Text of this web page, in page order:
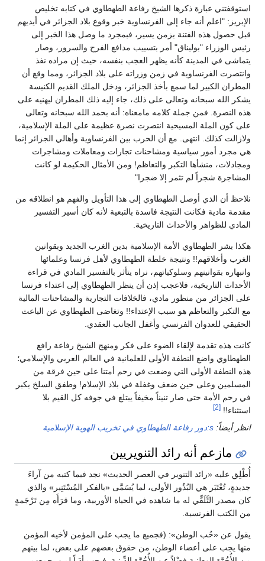
استوقفتني عبارة ذكرها الشيخ رفاعة الطهطاوي في كتابه تخليص
الإبريز: "اعلم أنه جاء إلى الفرنساوية خبر وقوع بلاد الجزائر في أيديهم
قبل حصول هذه الفتنة بزمن يسير، فبمجرد ما وصل هذا الخبر إلى
رئيس الوزراء "بوليناق" أمر بتسييب مدافع الفرح والسرور، وصار
يتماشى في المدينة كأنه يظهر العجب بنفسه، حيث إن مراده نفذ
وانتصرت الفرنساوية في زمن وزراته على بلاد الجزائر، ومما وقع أن
المطران الكبير لما سمع بأخذ الجزائر، ودخل الملك القديم الكنيسة
يشكر الله سبحانه وتعالى على ذلك، جاء إليه ذلك المطران ليهنيه على
هذه النصرة. فمن جملة كلامه مامعناه: أنه بحمد الله سبحانه وتعالى
على كون الملة المسيحية انتصرت نصرة عظيمة على الملة الإسلامية،
ولازالت كذلك. انتهى. مع أن الحرب بين الفرنساوية وأهالي الجزائر إنما
هي مجرد أمور سياسية ومشاحنات تجارات ومعاملات ومشاجرات
ومجادلات، منشأها التكبر والتعاظم! ومن الأمثال الحكيمة لو كانت
المشاجرة شجراً لم تثمر إلا ضجرا"
نلاحظ أن الذي أوصل الطهطاوي إلى هذا التأويل والفهم هو انطلاقه من
مقدمة مادية فكانت النتيجة فاسدة بالتبعية لأنه كان أسير التفسير
المادي للظواهر والأحداث التاريخية.
هكذا بشر الطهطاوي الأمة الإسلامية بدين الغرب الجديد وبقوانين
الغرب وأخلاقهم!! ونتيجة خلطة الطهطاوي لأهل فرنسا وعلمائها
وانبهاره بقوانينهم وسلوكياتهم، نراه يتأثر بالتفسير المادي في قراءة
الأحداث التاريخية، فلاعجب إذن أن ينظر الطهطاوي إلى اعتداء فرنسا
على الجزائر من منظور مادي، فالخلافات التجارية والمشاحنات المالية
مع التكبر والتعاظم هو سبب الإعتداء!! وتغاضى الطهطاوي عن الباعث
الحقيقي للعدوان الفرنسي وأغفل الجانب العقدي.
كانت هذه تقدمة لإلقاء الضوء على فكر ومنهج الشيخ رفاعة رافع
الطهطاوي واضع النطفة الأولى للعلمانية في العالم العربي والإسلامي؛
هذه النطفة الأولى التي وضعت في رحم أمتنا على حين فرقة من
المسلمين وعلى حين ضعف وغفلة في بلاد الإسلام! وطفق السلخ يكبر
في رحم الأمة حتى صار تنيناً مخيفاً يبتلع في جوفه كل القيم بلا
استثناء!! [2]
انظر أيضاً: s:دور رفاعة الطهطاوي في تخريب الهوية الإسلامية
مازعم أنه رائد التنويريين
أُطْلِق عليه «رائد التنوير في العصر الحديث» نجد فيما كتبه من آراءَ
جديدةٍ، تُعْتَبَر هي البُذُور الأولى، لما يُسَمَّى «بالفكر المُسْتَنِير» والذي
كان مصدر التَّلَقِّي له ما شاهده في الحياة الأوربية، وما قرَأَه مِن تَرْجَمةٍ
من الكتب الفرنسية.
يقول عن «حُب الوطن»: (فجميع ما يجب على المؤمن لأخيه المؤمن
منها يجب على أعضاء الوطن، من حقوق بعضهم على بعض، لما بينهم